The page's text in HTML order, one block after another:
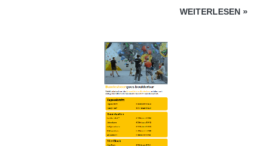
WEITERLESEN »